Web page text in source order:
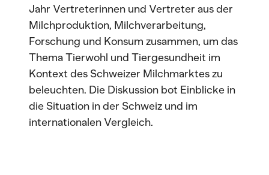
Jahr Vertreterinnen und Vertreter aus der
Milchproduktion, Milchverarbeitung,
Forschung und Konsum zusammen, um das
Thema Tierwohl und Tiergesundheit im
Kontext des Schweizer Milchmarktes zu
beleuchten. Die Diskussion bot Einblicke in
die Situation in der Schweiz und im
internationalen Vergleich.